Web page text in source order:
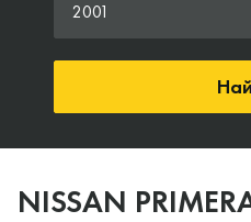
2001
NISSAN